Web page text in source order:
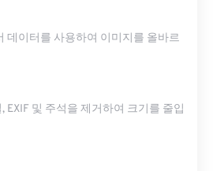
데이터를 사용하여 이미지를 올바르
EXIF ​​및 주석을 제거하여 크기를 줄입